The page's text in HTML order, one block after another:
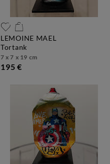
LEMOINE MAEL
tortank
7 x 7 x 19 cm
195 €